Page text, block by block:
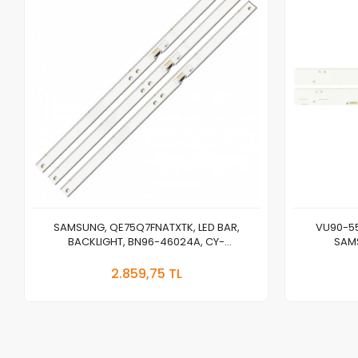
SAMSUNG, QE75Q7FNATXTK, LED BAR,
BACKLIGHT, BN96-46024A, CY-
2.859,75 TL
VU90-